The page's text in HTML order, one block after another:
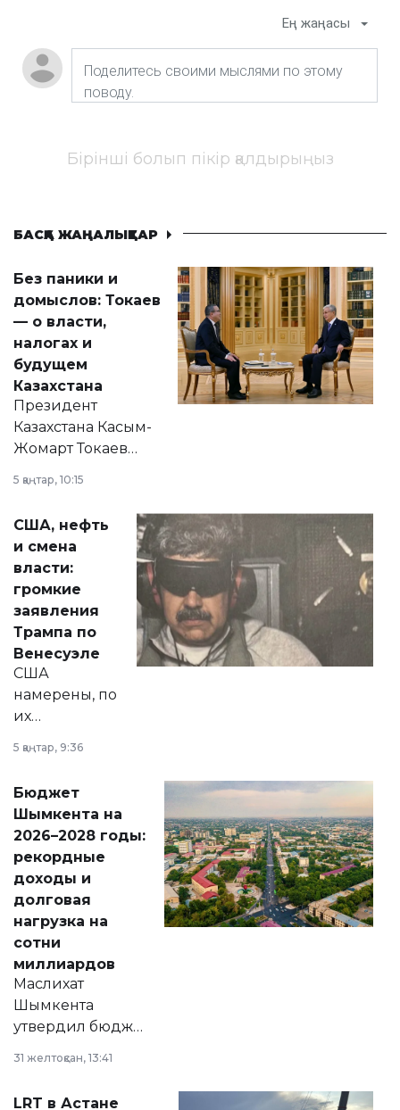
Ең жаңасы
Бірінші болып пікір қалдырыңыз
БАСҚА ЖАҢАЛЫҚТАР
Без паники и
домыслов: Токаев
— о власти,
налогах и
будущем
Казахстана
Президент
Казахстана Касым-
Жомарт Токаев
сразу несколько
актуальных тем —
от слухов о
политических
реформах до
вопросов армии,
экономики и
личного здоровья.
5 қаңтар, 10:15
США, нефть
и смена
власти:
громкие
заявления
Трампа по
Венесуэле
США
намерены, по
их
принести
народу
Венесуэлы.
5 қаңтар, 9:36
Бюджет
Шымкента на
2026–2028 годы:
рекордные
доходы и
долговая
нагрузка на
сотни
миллиардов
Маслихат
Шымкента
утвердил бюджет
2028 годы.
31 желтоқсан, 13:41
LRT в Астане